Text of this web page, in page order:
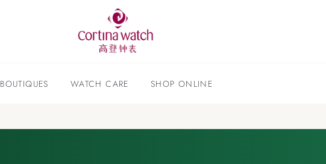
BOUTIQUES WATCH CARE SHOP ONLINE